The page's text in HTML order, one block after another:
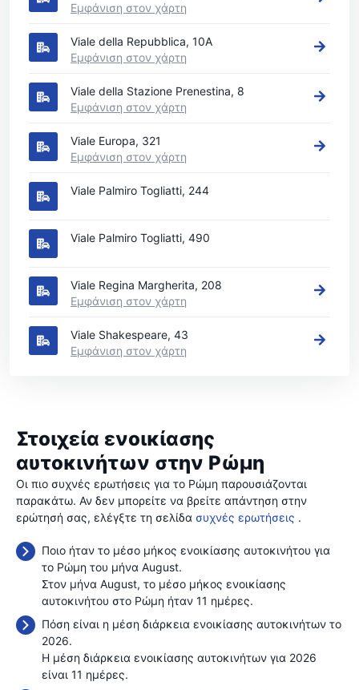
Εμφάνιση στον χάρτη
Viale della Repubblica, 10A
Εμφάνιση στον χάρτη
Viale della Stazione Prenestina, 8
Εμφάνιση στον χάρτη
Viale Europa, 321
Εμφάνιση στον χάρτη
Viale Palmiro Togliatti, 244
Viale Palmiro Togliatti, 490
Viale Regina Margherita, 208
Εμφάνιση στον χάρτη
Viale Shakespeare, 43
Εμφάνιση στον χάρτη
Στοιχεία ενοικίασης
αυτοκινήτων στην Ρώμη
Οι πιο συχνές ερωτήσεις για το Ρώμη παρουσιάζονται
παρακάτω. Αν δεν μπορείτε να βρείτε απάντηση στην
ερώτησή σας, ελέγξτε τη σελίδα συχνές ερωτήσεις .
Ποιο ήταν το μέσο μήκος ενοικίασης αυτοκινήτου για
το Ρώμη του μήνα August.
Στον μήνα August, το μέσο μήκος ενοικίασης
αυτοκινήτου στο Ρώμη ήταν 11 ημέρες.
Πόση είναι η μέση διάρκεια ενοικίασης αυτοκινήτων το
2026.
Η μέση διάρκεια ενοικίασης αυτοκινήτων για 2026
είναι 11 ημέρες.